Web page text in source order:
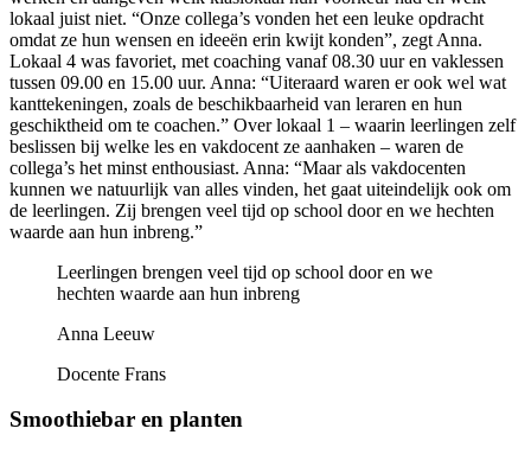
lokaal juist niet. “Onze collega’s vonden het een leuke opdracht
omdat ze hun wensen en ideeën erin kwijt konden”, zegt Anna.
Lokaal 4 was favoriet, met coaching vanaf 08.30 uur en vaklessen
tussen 09.00 en 15.00 uur. Anna: “Uiteraard waren er ook wel wat
kanttekeningen, zoals de beschikbaarheid van leraren en hun
geschiktheid om te coachen.” Over lokaal 1 – waarin leerlingen zelf
beslissen bij welke les en vakdocent ze aanhaken – waren de
collega’s het minst enthousiast. Anna: “Maar als vakdocenten
kunnen we natuurlijk van alles vinden, het gaat uiteindelijk ook om
de leerlingen. Zij brengen veel tijd op school door en we hechten
waarde aan hun inbreng.”
Leerlingen brengen veel tijd op school door en we
hechten waarde aan hun inbreng
Anna Leeuw
Docente Frans
Smoothiebar en planten